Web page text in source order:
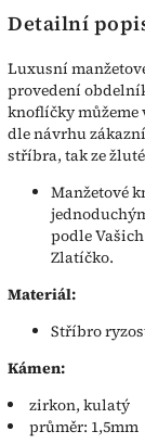
Detailní
Luxusní
provedení
knoflíčky můžeme
dle návrhu
stříbra, tak ze
Manžetové
podle
Zlatíčko.
Materiál:
Stříbro
Kámen:
zirkon, kulatý
průměr: 1,5mm